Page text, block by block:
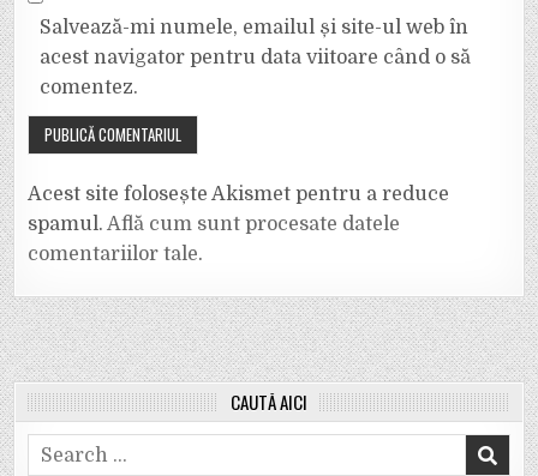
Salvează-mi numele, emailul și site-ul web în
acest navigator pentru data viitoare când o să
comentez.
Acest site folosește Akismet pentru a reduce
spamul.Află cum sunt procesate datele
comentariilor tale.
CAUTĂ AICI
Search